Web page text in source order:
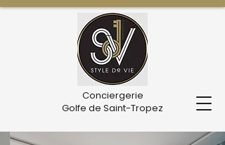
Conciergerie
Golfe de Saint-Tropez